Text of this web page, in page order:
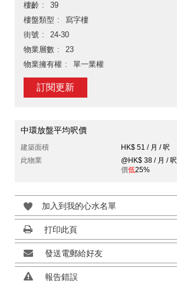
樓齡
39
樓盤類型
寫字樓
街號
24-30
物業層數
23
物業擁有權
單一業權
訂閱更新
中環放盤平均呎價
建築面積
HK$ 51 / 月 / 呎
此物業
@HK$ 38 / 月 / 呎
價低25%
加入到我的心水名單
打印此頁
發送電郵給好友
報告錯誤